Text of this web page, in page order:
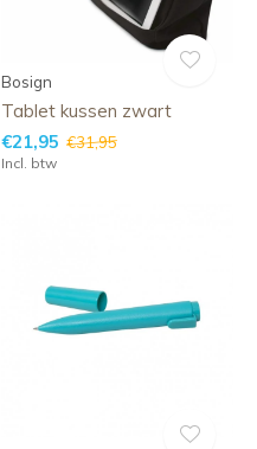
Bosign
Tablet kussen zwart
€21,95 €31,95
Incl. btw